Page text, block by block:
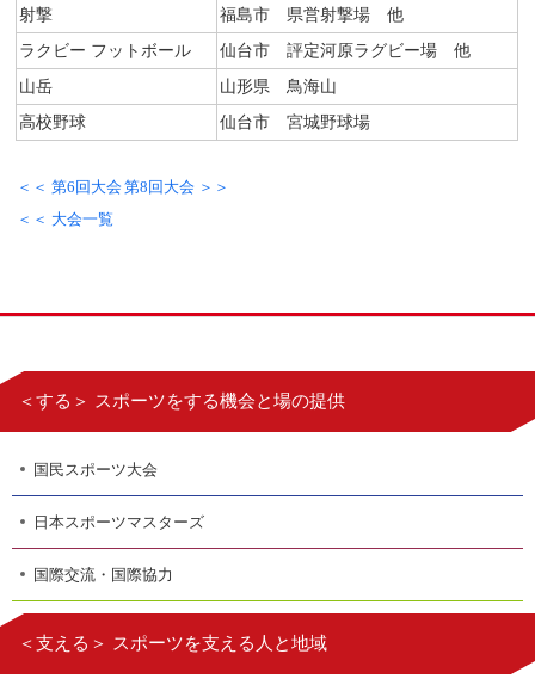
射撃
福島市 県営射撃場 他
ラクビー フットボール
仙台市 評定河原ラグビー場 他
山岳
山形県 鳥海山
高校野球
仙台市 宮城野球場
＜＜ 第6回大会 第8回大会 ＞＞
＜＜ 大会一覧
＜する＞ スポーツをする機会と場の提供
国民スポーツ大会
日本スポーツマスターズ
国際交流・国際協力
＜支える＞ スポーツを支える人と地域